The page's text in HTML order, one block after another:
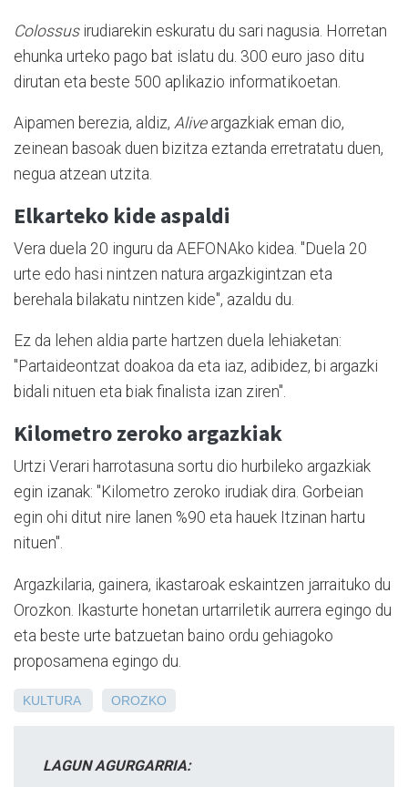
Colossusirudiarekin eskuratu du sari nagusia. Horretan
ehunka urteko pago bat islatu du. 300 euro jaso ditu
dirutan eta beste 500 aplikazio informatikoetan.
Aipamen berezia, aldiz, Aliveargazkiak eman dio,
zeinean basoak duen bizitza eztanda erretratatu duen,
negua atzean utzita.
Elkarteko kide aspaldi
Vera duela 20 inguru da AEFONAko kidea. "Duela 20
urte edo hasi nintzen natura argazkigintzan eta
berehala bilakatu nintzen kide", azaldu du.
Ez da lehen aldia parte hartzen duela lehiaketan:
"Partaideontzat doakoa da eta iaz, adibidez, bi argazki
bidali nituen eta biak finalista izan ziren".
Kilometro zeroko argazkiak
Urtzi Verari harrotasuna sortu dio hurbileko argazkiak
egin izanak: "Kilometro zeroko irudiak dira. Gorbeian
egin ohi ditut nire lanen %90 eta hauek Itzinan hartu
nituen".
Argazkilaria, gainera, ikastaroak eskaintzen jarraituko du
Orozkon. Ikasturte honetan urtarriletik aurrera egingo du
eta beste urte batzuetan baino ordu gehiagoko
proposamena egingo du.
KULTURA OROZKO
LAGUN AGURGARRIA: